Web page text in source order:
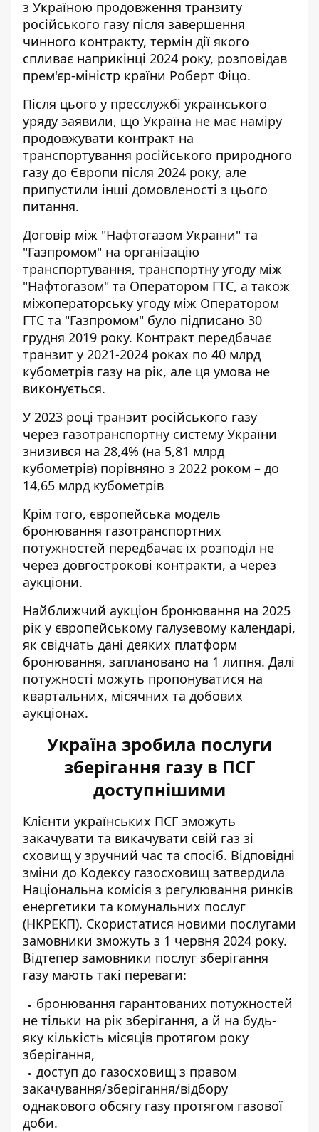
з Україною продовження транзиту
російського газу після завершення
чинного контракту, термін дії якого
спливає наприкінці 2024 року, розповідав
прем'єр-міністр країни Роберт Фіцо.
Після цього у пресслужбі українського
уряду заявили, що Україна не має наміру
продовжувати контракт на
транспортування російського природного
газу до Європи після 2024 року, але
припустили інші домовленості з цього
питання.
Договір між "Нафтогазом України" та
"Газпромом" на організацію
транспортування, транспортну угоду між
"Нафтогазом" та Оператором ГТС, а також
міжоператорську угоду між Оператором
ГТС та "Газпромом" було підписано 30
грудня 2019 року. Контракт передбачає
транзит у 2021-2024 роках по 40 млрд
кубометрів газу на рік, але ця умова не
виконується.
У 2023 році транзит російського газу
через газотранспортну систему України
знизився на 28,4% (на 5,81 млрд
кубометрів) порівняно з 2022 роком – до
14,65 млрд кубометрів
Крім того, європейська модель
бронювання газотранспортних
потужностей передбачає їх розподіл не
через довгострокові контракти, а через
аукціони.
Найближчий аукціон бронювання на 2025
рік у європейському галузевому календарі,
як свідчать дані деяких платформ
бронювання, заплановано на 1 липня. Далі
потужності можуть пропонуватися на
квартальних, місячних та добових
аукціонах.
Україна зробила послуги
зберігання газу в ПСГ
доступнішими
Клієнти українських ПСГ зможуть
закачувати та викачувати свій газ зі
сховищ у зручний час та спосіб. Відповідні
зміни до Кодексу газосховищ затвердила
Національна комісія з регулювання ринків
енергетики та комунальних послуг
(НКРЕКП). Скористатися новими послугами
замовники зможуть з 1 червня 2024 року.
Відтепер замовники послуг зберігання
газу мають такі переваги:
бронювання гарантованих потужностей
не тільки на рік зберігання, а й на будь-
яку кількість місяців протягом року
зберігання,
доступ до газосховищ з правом
закачування/зберігання/відбору
однакового обсягу газу протягом газової
доби.